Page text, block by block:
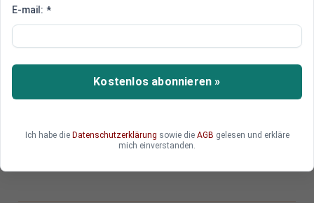
Finanzielle Repression
Zentralbanken weltweit arbeiten
an digitalen Währungen
Bei der IWF-Jahrestagung vergangene Woche
beispielsweise indem Negativzinsen eingeführt
E-mail: *
Kostenlos abonnieren »
Ich habe die Datenschutzerklärung sowie die AGB gelesen und erkläre
mich einverstanden.